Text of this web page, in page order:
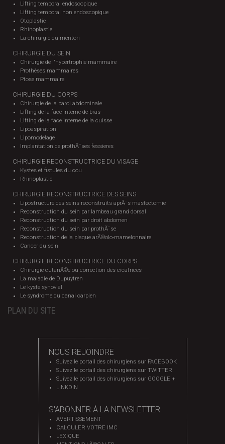
Lifting temporal endoscopique
Lifting temporal non endoscopique
Otoplastie
Rhinoplastie
La chirurgie du menton
CHIRURGIE DU SEIN
Chirurgie de l'hypertrophie mammaire
Prothèses mammaires
Ptose mammaire
CHIRURGIE DU CORPS
Chirurgie de la paroi abdominale
Lifting de la face interne de bras
Lifting de la face interne de la cuisse
Lipoaspiration
Lipomodelage
Implantation de prothÃ¨ses fessieres
CHIRURGIE RECONSTRUCTRICE DU VISAGE
Kystes et fistules du cou
Rhinoplastie
CHIRURGIE RECONSTRUCTRICE DES SEINS
Lipostructure des seins reconstruits aprÃ¨s mastectomie
Reconstruction du sein par lambeau grand dorsal
Reconstruction du sein par droit abdomen
Reconstruction du sein par prothÃ¨se
Reconstruction de la plaque arÃ©olo-mamelonnaire
Cancer du sein
CHIRURGIE RECONSTRUCTRICE DU CORPS
Chirurgie cutanÃ©e ou correction des cicatrices
La maladie de Dupuytren
Le kyste synovial
Le syndrome du canal carpien
PLAN DU SITE
NOUS REJOINDRE
Suivez le portail des chirurgiens sur FACEBOOK
Suivez le portail des chirurgiens sur TWITTER
Suivez le portail des chirurgiens sur GOOGLE +
LINKDIN
S'ABONNER À LA NEWSLETTER
AVERTISSEMENT
CALCULER VOTRE IMC
LEXIQUE